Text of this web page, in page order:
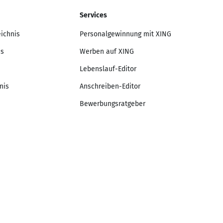
Services
Personalgewinnung mit XING
Werben auf XING
Lebenslauf-Editor
Anschreiben-Editor
Bewerbungsratgeber